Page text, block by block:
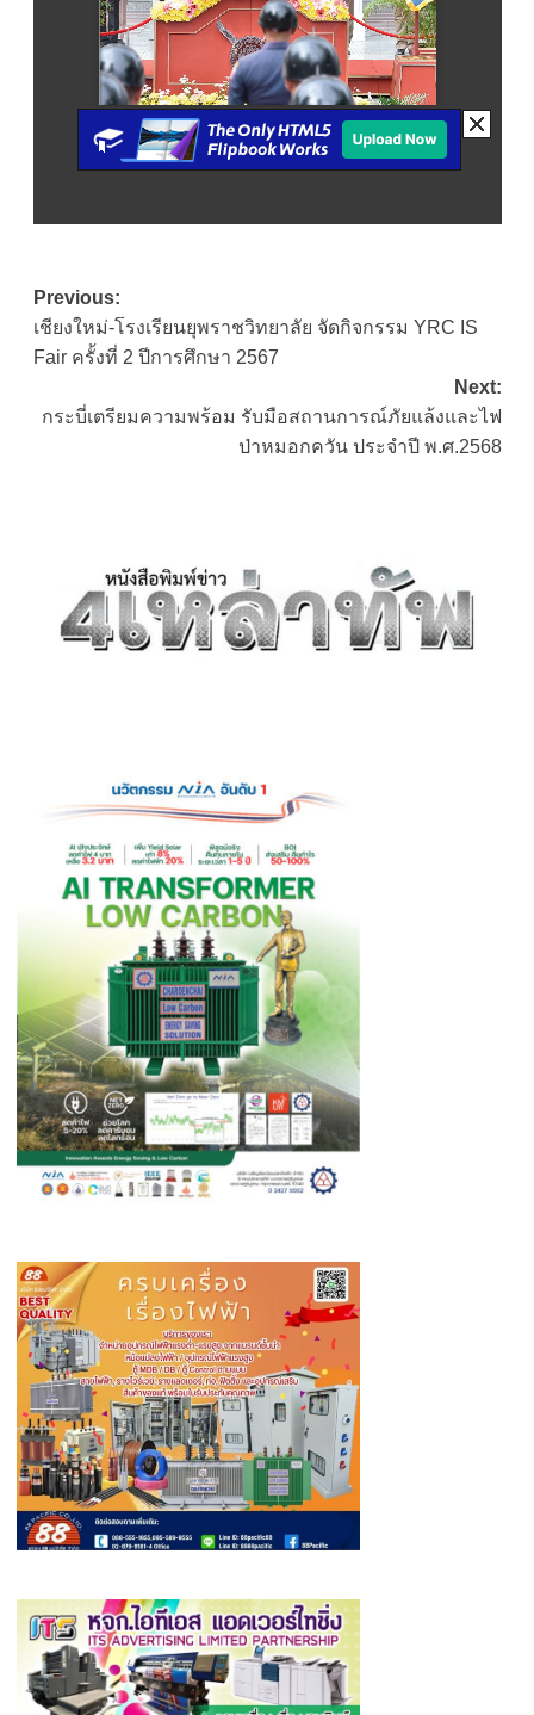
Post
navigation
Previous:
เชียงใหม่-โรงเรียนยุพราชวิทยาลัย จัดกิจกรรม YRC IS
Fair ครั้งที่ 2 ปีการศึกษา 2567
Next:
กระบี่เตรียมความพร้อม รับมือสถานการณ์ภัยแล้งและไฟ
ป่าหมอกควัน ประจำปี พ.ศ.2568